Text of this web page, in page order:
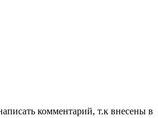
комментарий, т.к внесены в